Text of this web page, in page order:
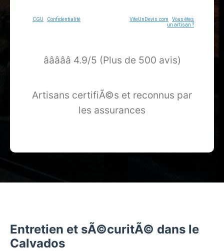
CGU Confidentialité ViteUnDevis.com
Vous êtes
un artisan ?
â­â­â­â­â­ 4.9/5 (Plus de 500 avis)
Artisans certifiÃ©s et reconnus par
les assurances
Entretien et sÃ©curitÃ© dans le
Calvados